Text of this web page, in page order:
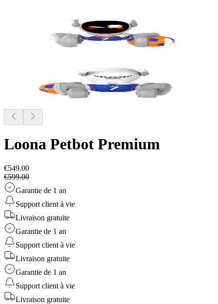
Loona Petbot Premium
€549.00
€599.00
Garantie de 1 an
Support client à vie
Livraison gratuite
Garantie de 1 an
Support client à vie
Livraison gratuite
Garantie de 1 an
Support client à vie
Livraison gratuite